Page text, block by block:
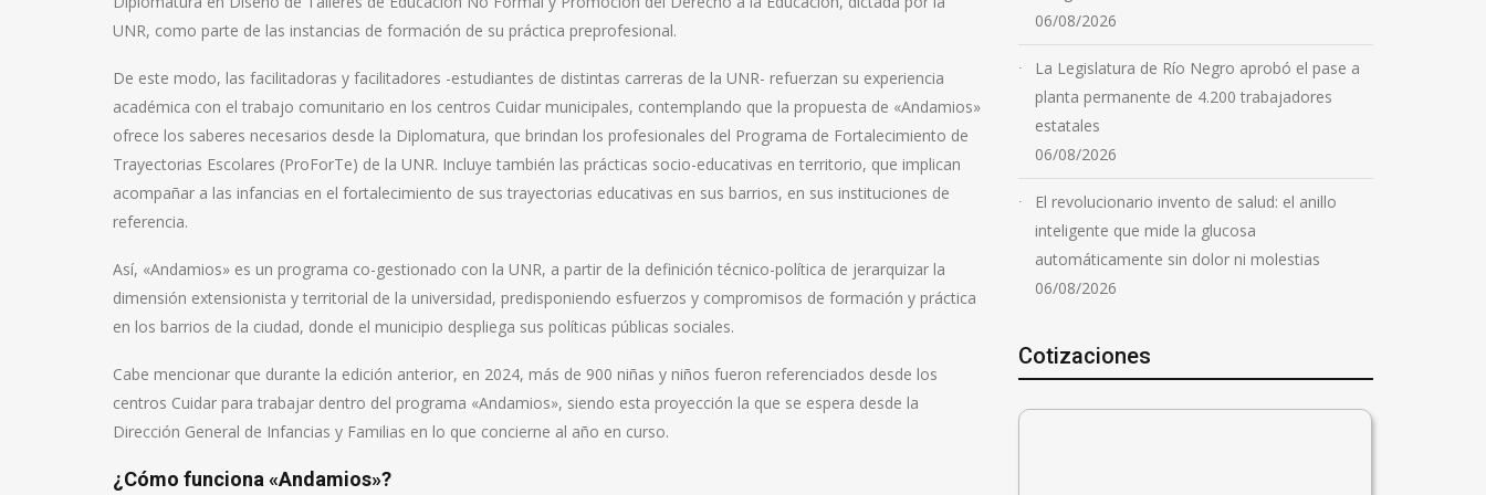
UNR, como parte de las instancias de formación de su práctica preprofesional.
De este modo, las facilitadoras y facilitadores -estudiantes de distintas carreras de la UNR- refuerzan su experiencia
académica con el trabajo comunitario en los centros Cuidar municipales, contemplando que la propuesta de «Andamios»
ofrece los saberes necesarios desde la Diplomatura, que brindan los profesionales del Programa de Fortalecimiento de
Trayectorias Escolares (ProForTe) de la UNR. Incluye también las prácticas socio-educativas en territorio, que implican
acompañar a las infancias en el fortalecimiento de sus trayectorias educativas en sus barrios, en sus instituciones de
referencia.
Así, «Andamios» es un programa co-gestionado con la UNR, a partir de la definición técnico-política de jerarquizar la
dimensión extensionista y territorial de la universidad, predisponiendo esfuerzos y compromisos de formación y práctica
en los barrios de la ciudad, donde el municipio despliega sus políticas públicas sociales.
Cabe mencionar que durante la edición anterior, en 2024, más de 900 niñas y niños fueron referenciados desde los
centros Cuidar para trabajar dentro del programa «Andamios», siendo esta proyección la que se espera desde la
Dirección General de Infancias y Familias en lo que concierne al año en curso.
¿Cómo funciona «Andamios»?
06/08/2026
La Legislatura de Río Negro aprobó el pase a
planta permanente de 4.200 trabajadores
estatales
06/08/2026
El revolucionario invento de salud: el anillo
inteligente que mide la glucosa
automáticamente sin dolor ni molestias
06/08/2026
Cotizaciones